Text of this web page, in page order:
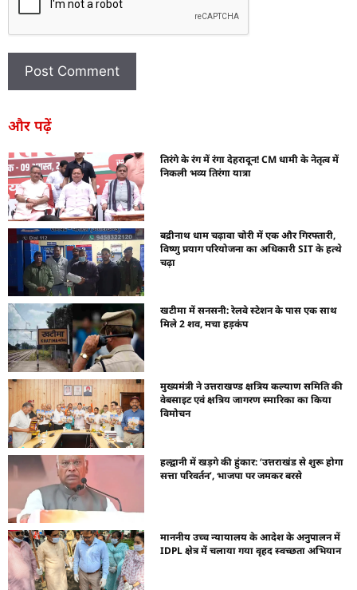
और पढ़ें
तिरंगे के रंग में रंगा देहरादून! CM धामी के नेतृत्व में
निकली भव्य तिरंगा यात्रा
बद्रीनाथ धाम चढ़ावा चोरी में एक और गिरफ्तारी,
विष्णु प्रयाग परियोजना का अधिकारी SIT के हत्थे
चढ़ा
खटीमा में सनसनी: रेलवे स्टेशन के पास एक साथ
मिले 2 शव, मचा हड़कंप
मुख्यमंत्री ने उत्तराखण्ड क्षत्रिय कल्याण समिति की
वेबसाइट एवं क्षत्रिय जागरण स्मारिका का किया
विमोचन
हल्द्वानी में खड़गे की हुंकार: ‘उत्तराखंड से शुरू होगा
सत्ता परिवर्तन’, भाजपा पर जमकर बरसे
माननीय उच्च न्यायालय के आदेश के अनुपालन में
IDPL क्षेत्र में चलाया गया वृहद स्वच्छता अभियान